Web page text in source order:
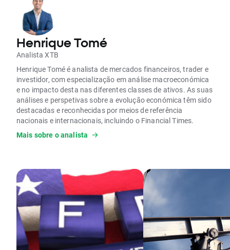
Henrique Tomé
Analista XTB
Henrique Tomé é analista de mercados financeiros, trader e
investidor, com especialização em análise macroeconómica
e no impacto desta nas diferentes classes de ativos. As suas
análises e perspetivas sobre a evolução económica têm sido
destacadas e reconhecidas por meios de referência
nacionais e internacionais, incluindo o Financial Times.
É formado em Finanças e Contabilidade e possui uma pós-
Mais sobre o analista